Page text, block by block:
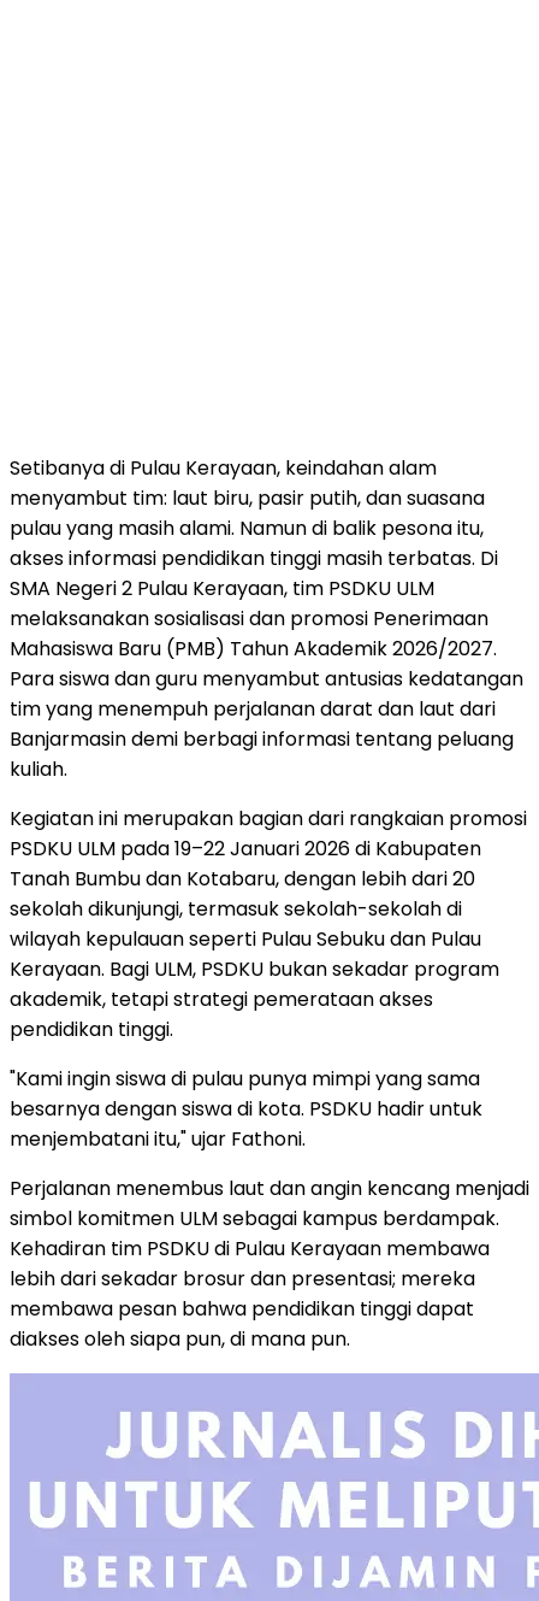
Setibanya di Pulau Kerayaan, keindahan alam
menyambut tim: laut biru, pasir putih, dan suasana
pulau yang masih alami. Namun di balik pesona itu,
akses informasi pendidikan tinggi masih terbatas. Di
SMA Negeri 2 Pulau Kerayaan, tim PSDKU ULM
melaksanakan sosialisasi dan promosi Penerimaan
Mahasiswa Baru (PMB) Tahun Akademik 2026/2027.
Para siswa dan guru menyambut antusias kedatangan
tim yang menempuh perjalanan darat dan laut dari
Banjarmasin demi berbagi informasi tentang peluang
kuliah.
Kegiatan ini merupakan bagian dari rangkaian promosi
PSDKU ULM pada 19–22 Januari 2026 di Kabupaten
Tanah Bumbu dan Kotabaru, dengan lebih dari 20
sekolah dikunjungi, termasuk sekolah-sekolah di
wilayah kepulauan seperti Pulau Sebuku dan Pulau
Kerayaan. Bagi ULM, PSDKU bukan sekadar program
akademik, tetapi strategi pemerataan akses
pendidikan tinggi.
"Kami ingin siswa di pulau punya mimpi yang sama
besarnya dengan siswa di kota. PSDKU hadir untuk
menjembatani itu," ujar Fathoni.
Perjalanan menembus laut dan angin kencang menjadi
simbol komitmen ULM sebagai kampus berdampak.
Kehadiran tim PSDKU di Pulau Kerayaan membawa
lebih dari sekadar brosur dan presentasi; mereka
membawa pesan bahwa pendidikan tinggi dapat
diakses oleh siapa pun, di mana pun.